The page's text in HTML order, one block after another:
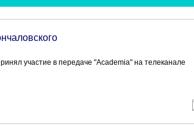
участие в передаче "Academia" на телеканале